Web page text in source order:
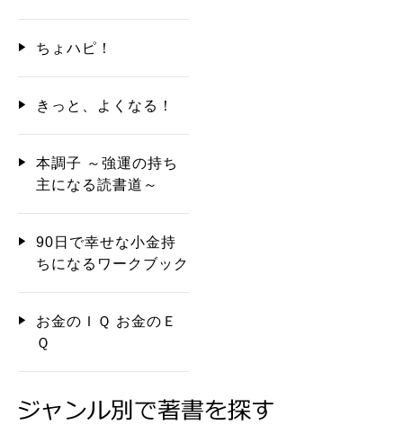
ちょハピ！
きっと、よくなる！
本調子 ～強運の持ち
主になる読書道～
90日で幸せな小金持
ちになるワークブック
お金のＩＱ お金のＥ
Ｑ